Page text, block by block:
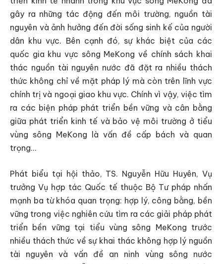
gây ra những tác động đến môi trường, nguồn tài
nguyên và ảnh hưởng đến đời sống sinh kế của người
dân khu vực. Bên cạnh đó, sự khác biệt của các
quốc gia khu vực sông MeKong về chính sách khai
thác nguồn tài nguyên nước đã đặt ra nhiều thách
thức không chỉ về mặt pháp lý mà còn trên lĩnh vực
chính trị và ngoại giao khu vực. Chính vì vậy, việc tìm
ra các biện pháp phát triển bền vững và cân bằng
giữa phát triển kinh tế và bảo vệ môi trường ở tiểu
vùng sông MeKong là vấn đề cấp bách và quan
trọng…
Phát biểu tại hội thảo, TS. Nguyễn Hữu Huyên, Vụ
trưởng Vụ hợp tác Quốc tế thuộc Bộ Tư pháp nhấn
mạnh ba từ khóa quan trọng: hợp lý, công bằng, bền
vững trong việc nghiên cứu tìm ra các giải pháp phát
triển bền vững tại tiểu vùng sông MeKong trước
nhiều thách thức về sự khai thác không hợp lý nguồn
tài nguyên và vấn đề an ninh vùng sông nước